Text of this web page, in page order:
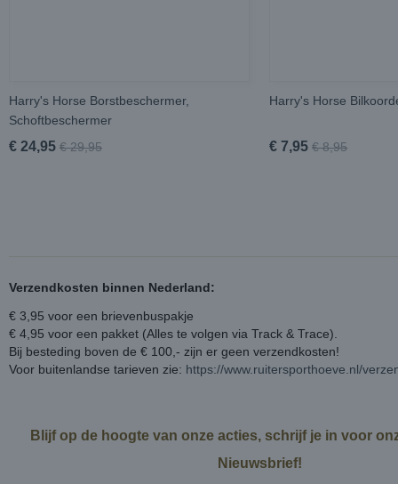
Harry's Horse Borstbeschermer,
Schoftbeschermer
€ 24,95 € 29,95
Harry's Horse
€ 7,95 € 8,95
Verzendkosten binnen Nederland:
€ 3,95 voor een brievenbuspakje
€ 4,95 voor een pakket (Alles te volgen via Track & Trace).
Bij besteding boven de € 100,- zijn er geen verzendkosten!
Voor buitenlandse tarieven zie: https://www.ruitersporthoeve.nl/
Blijf op de hoogte van onze acties, schrijf je in voor
Nieuwsbrief!